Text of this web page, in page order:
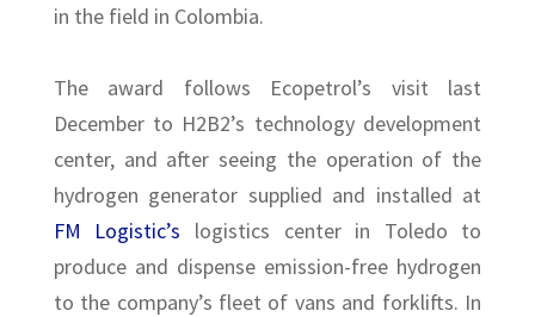
in the field in Colombia.
The award follows Ecopetrol’s visit last
December to H2B2’s technology development
center, and after seeing the operation of the
hydrogen generator supplied and installed at
FM Logistic’s logistics center in Toledo to
produce and dispense emission-free hydrogen
to the company’s fleet of vans and forklifts. In